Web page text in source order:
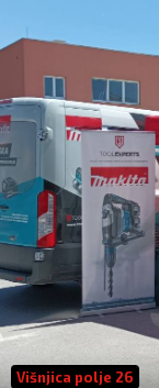
Višnjica polje 26